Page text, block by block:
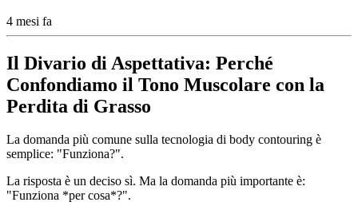
4 mesi fa
Il Divario di Aspettativa: Perché
Confondiamo il Tono Muscolare con la
Perdita di Grasso
La domanda più comune sulla tecnologia di body contouring è
semplice: "Funziona?".
La risposta è un deciso sì. Ma la domanda più importante è:
"Funziona *per cosa*?".